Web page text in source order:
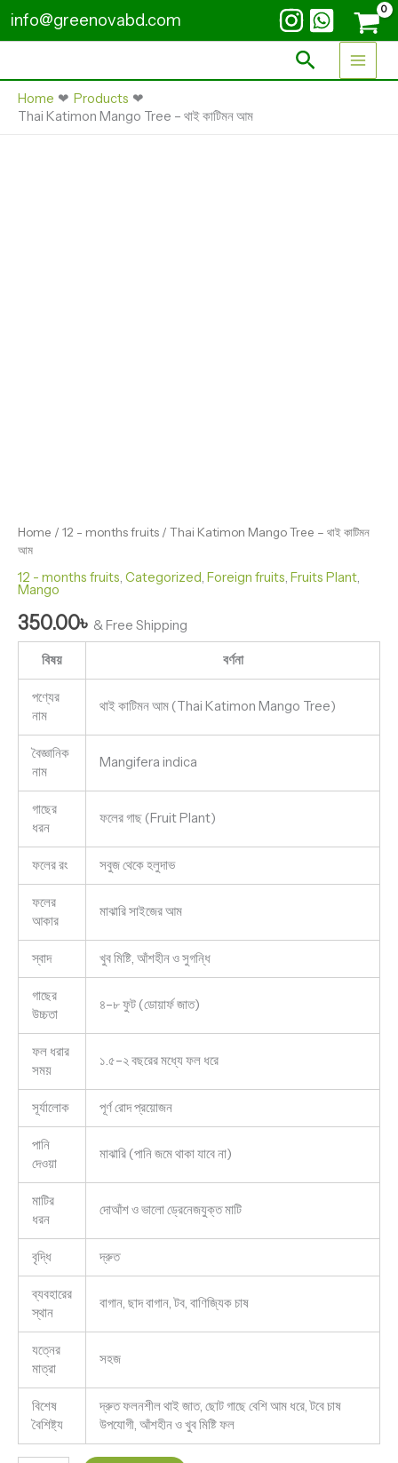
to
content
info@greenovabd.com
Search
Home
Products
Thai Katimon Mango Tree – থাই কাটিমন আম
Home / 12 - months fruits / Thai Katimon Mango Tree – থাই কাটিমন
আম
12 - months fruits, Categorized, Foreign fruits, Fruits Plant,
Mango
350.00৳ & Free Shipping
বিষয় বর্ণনা
পণ্যের
নাম
থাই কাটিমন আম (Thai Katimon Mango Tree)
বৈজ্ঞানিক
নাম
Mangifera indica
গাছের
ধরন
ফলের গাছ (Fruit Plant)
ফলের রং সবুজ থেকে হলুদাভ
ফলের
আকার
মাঝারি সাইজের আম
স্বাদ খুব মিষ্টি, আঁশহীন ও সুগন্ধি
গাছের
উচ্চতা
৪–৮ ফুট (ডোয়ার্ফ জাত)
ফল ধরার
সময়
১.৫–২ বছরের মধ্যে ফল ধরে
সূর্যালোক পূর্ণ রোদ প্রয়োজন
পানি
দেওয়া
মাঝারি (পানি জমে থাকা যাবে না)
মাটির
ধরন
দোআঁশ ও ভালো ড্রেনেজযুক্ত মাটি
বৃদ্ধি দ্রুত
ব্যবহারের
স্থান
বাগান, ছাদ বাগান, টব, বাণিজ্যিক চাষ
যত্নের
মাত্রা
সহজ
বিশেষ
বৈশিষ্ট্য
দ্রুত ফলনশীল থাই জাত, ছোট গাছে বেশি আম ধরে, টবে চাষ
উপযোগী, আঁশহীন ও খুব মিষ্টি ফল
-
থাই
আম
quantity